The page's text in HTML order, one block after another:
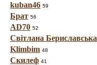
kuban46 59
Брат 56
AD70 52
Світлана Бериславська
Klimbim 48
Скилеф 41